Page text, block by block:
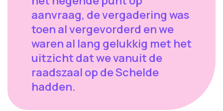
aanvraag, de vergadering was
toen al vergevorderd en we
waren al lang gelukkig met het
uitzicht dat we vanuit de
raadszaal op de Schelde
hadden.